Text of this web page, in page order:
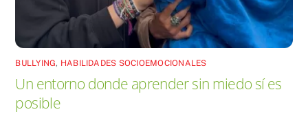
BULLYING, HABILIDADES SOCIOEMOCIONALES
Un entorno donde aprender sin miedo sí es
posible